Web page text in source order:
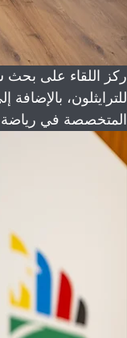
ركز اللقاء على بحث
للترايثلون،
المتخصصة في رياضة